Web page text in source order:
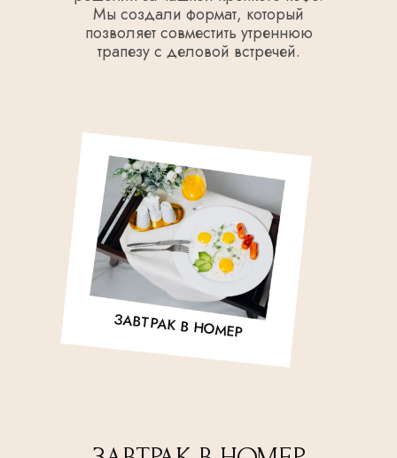
ПО ЗАПРОСУ
Мы создали формат, который
позволяет совместить утреннюю
трапезу с деловой встречей.
ЗАВТРАК В НОМЕР